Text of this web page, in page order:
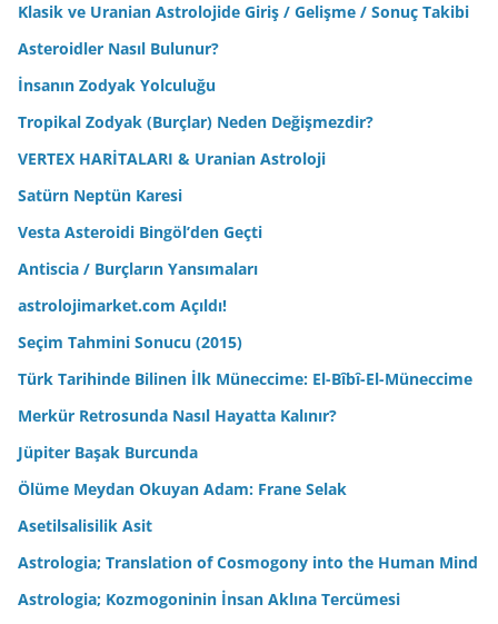
Klasik ve Uranian Astrolojide Giriş / Gelişme / Sonuç Takibi
Asteroidler Nasıl Bulunur?
İnsanın Zodyak Yolculuğu
Tropikal Zodyak (Burçlar) Neden Değişmezdir?
VERTEX HARİTALARI & Uranian Astroloji
Satürn Neptün Karesi
Vesta Asteroidi Bingöl’den Geçti
Antiscia / Burçların Yansımaları
astrolojimarket.com Açıldı!
Seçim Tahmini Sonucu (2015)
Türk Tarihinde Bilinen İlk Müneccime: El-Bîbî-El-Müneccime
Merkür Retrosunda Nasıl Hayatta Kalınır?
Jüpiter Başak Burcunda
Ölüme Meydan Okuyan Adam: Frane Selak
Asetilsalisilik Asit
Astrologia; Translation of Cosmogony into the Human Mind
Astrologia; Kozmogoninin İnsan Aklına Tercümesi